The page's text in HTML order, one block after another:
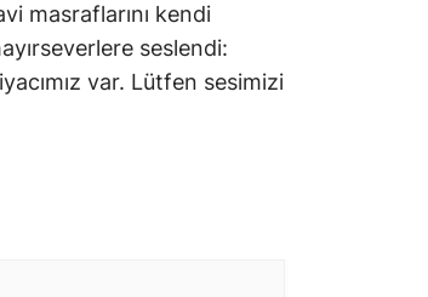
masraflarını kendi
seslendi:
var. Lütfen sesimizi